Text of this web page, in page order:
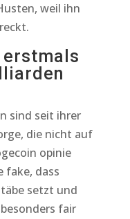
weil ihn
erstmals
sind seit ihrer
die nicht auf
opinie
fake, dass
setzt und
fair